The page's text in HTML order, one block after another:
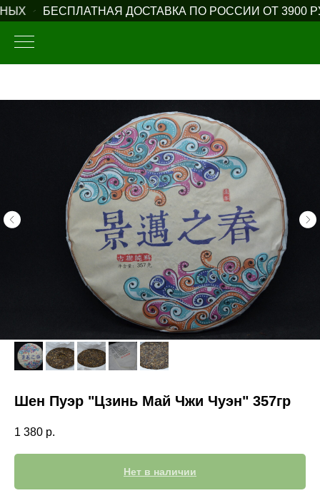
БЕСПЛАТНАЯ ДОСТАВКА ПО РОССИИ ОТ 3900
Шен Пуэр "Цзинь Май Чжи Чуэн" 357гр
1 380 р.
Нет в наличии